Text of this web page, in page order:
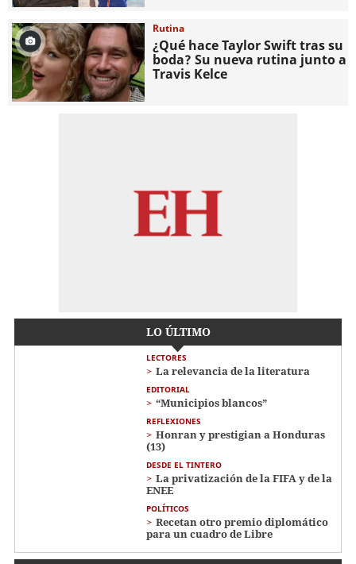
Rutina
¿Qué hace Taylor Swift tras su
boda? Su nueva rutina junto a
Travis Kelce
LO ÚLTIMO
LECTORES
La relevancia de la literatura
EDITORIAL
“Municipios blancos”
REFLEXIONES
Honran y prestigian a Honduras
(13)
DESDE EL TINTERO
La privatización de la FIFA y de la
ENEE
POLÍTICOS
Recetan otro premio diplomático
para un cuadro de Libre